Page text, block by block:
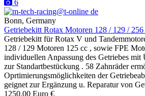
6
Bonn, Germany
Getriebekitt Rotax Motoren 128 / 129 /
Getriebekitt für Rotax V und
128 / 129 Motoren 125 cc , sowie FPE
individuellen Anpassung des Getriebes mit
zur Standartbestückung . 58 Zahnräder
Oprtimierungsmöglichkeiten der
geignet zur Ergänzung u. Reparatur von
1250.00 Euro €